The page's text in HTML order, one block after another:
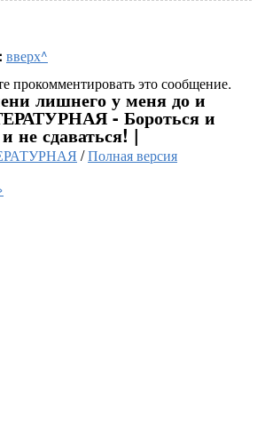
вверх^
прокомментировать это сообщение.
лишнего у меня до и
- Бороться и
не сдаваться! |
/Полная версия